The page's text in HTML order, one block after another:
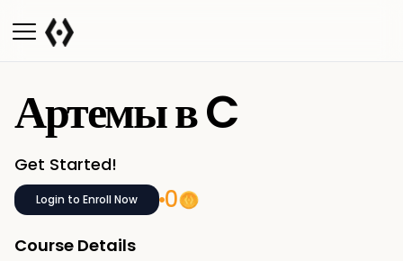
Артемы в C
Get Started!
Login to Enroll Now 0
Course Details